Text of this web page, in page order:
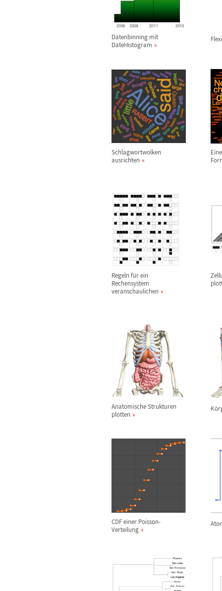
Datenbinning mit
DateHistogram
Schlagwortwolken
ausrichten
Regeln für ein
Rechensystem
veranschaulichen
Anatomische Strukturen
plotten
Kö
CDF einer Poisson-
Verteilung